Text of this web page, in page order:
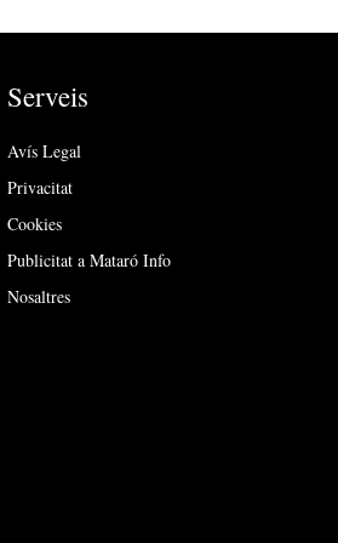
Serveis
Avís Legal
Privacitat
Cookies
Publicitat a Mataró Info
Nosaltres